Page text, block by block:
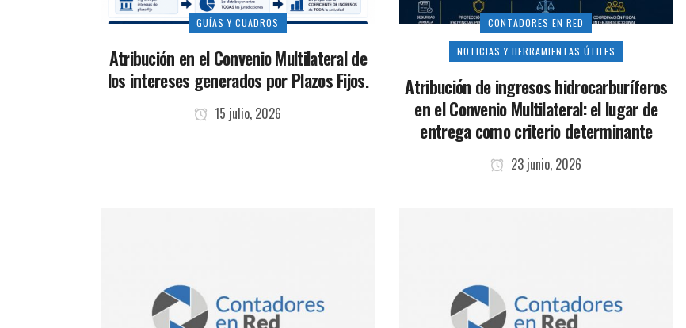
GUÍAS Y CUADROS
Atribución en el Convenio Multilateral de
los intereses generados por Plazos Fijos.
15 julio, 2026
CONTADORES EN RED
NOTICIAS Y HERRAMIENTAS ÚTILES
Atribución de ingresos hidrocarburíferos
en el Convenio Multilateral: el lugar de
entrega como criterio determinante
23 junio, 2026